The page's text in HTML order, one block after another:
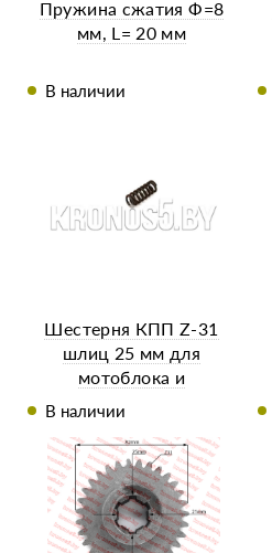
Пружина сжатия Ф=8
мм, L= 20 мм
В наличии
Шестерня КПП Z-31
шлиц 25 мм для
мотоблока и
В наличии